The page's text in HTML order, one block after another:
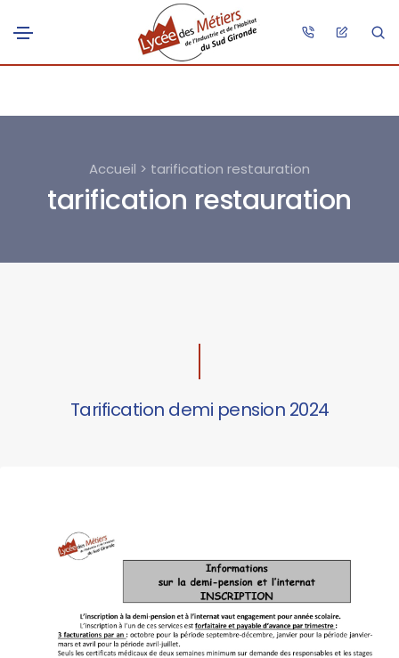
Accueil > tarification restauration
tarification restauration
Tarification demi pension 2024